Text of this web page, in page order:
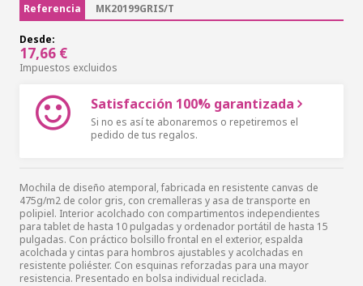
Referencia MK20199GRIS/T
Desde:
17,66 €
Impuestos excluidos
Satisfacción 100% garantizada
Si no es así te abonaremos o repetiremos el
pedido de tus regalos.
Mochila de diseño atemporal, fabricada en resistente canvas de
475g/m2 de color gris, con cremalleras y asa de transporte en
polipiel. Interior acolchado con compartimentos independientes
para tablet de hasta 10 pulgadas y ordenador portátil de hasta 15
pulgadas. Con práctico bolsillo frontal en el exterior, espalda
acolchada y cintas para hombros ajustables y acolchadas en
resistente poliéster. Con esquinas reforzadas para una mayor
resistencia. Presentado en bolsa individual reciclada.